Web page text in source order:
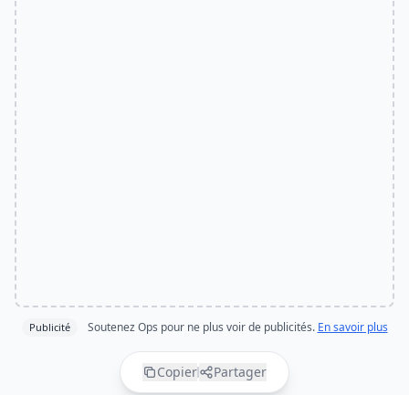
Publicité Soutenez Ops pour ne plus voir de publicités. En savoir plus
Copier Partager